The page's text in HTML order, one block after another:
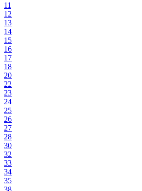
11
12
13
14
15
16
17
18
20
22
23
24
25
26
27
28
30
32
33
34
35
38